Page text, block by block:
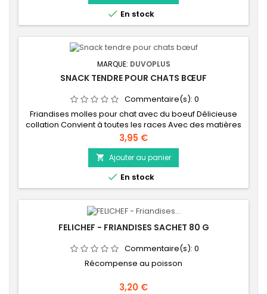
 En stock
MARQUE: DUVOPLUS
SNACK TENDRE POUR CHATS BŒUF
Commentaire(s): 0
Friandises molles pour chat avec du boeuf Délicieuse
collation Convient à toutes les races Avec des matières
premières naturelles Dans un pot refermable pratiquE
Prix
3,95 €
 Ajouter au panier
 En stock
FELICHEF - FRIANDISES SACHET 80 G
Commentaire(s): 0
Récompense au poisson
Prix
3,20 €